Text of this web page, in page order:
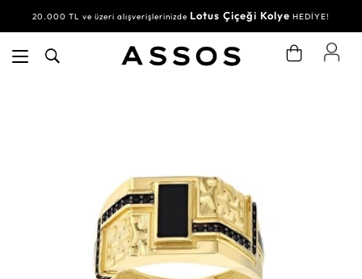
20.000 TL ve üzeri alışverişlerinizde Lotus Çiçeği Kolye HEDİYE!